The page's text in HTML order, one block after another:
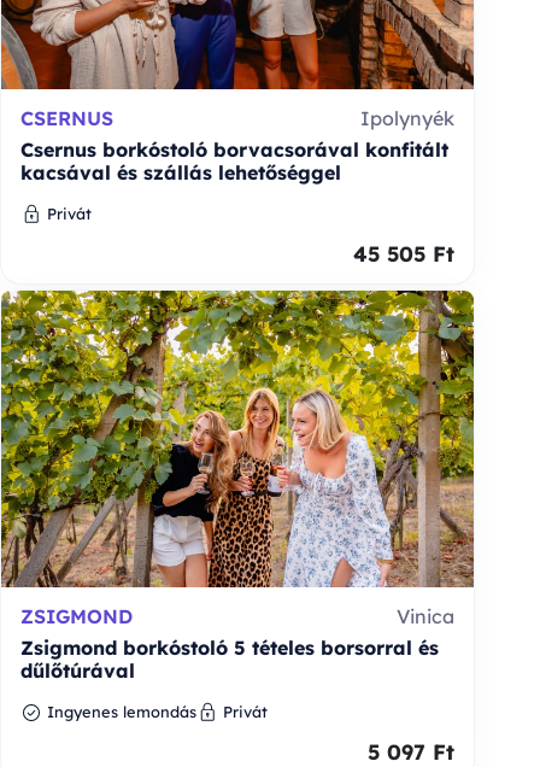
CSERNUS
Ipolynyék
Csernus borkóstoló borvacsorával konfitált
kacsával és szállás lehetőséggel
Privát
45 505 Ft
ZSIGMOND
Vinica
Zsigmond borkóstoló 5 tételes borsorral és
dűlőtúrával
Ingyenes lemondás Privát
5 097 Ft